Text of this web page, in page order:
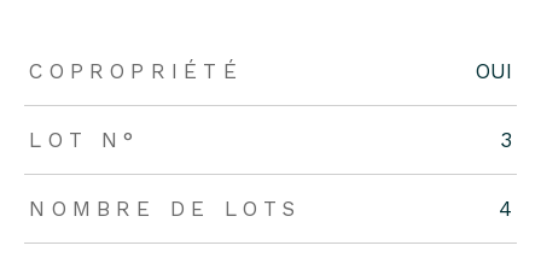
COPROPRIÉTÉ OUI
LOT N° 3
NOMBRE DE LOTS 4